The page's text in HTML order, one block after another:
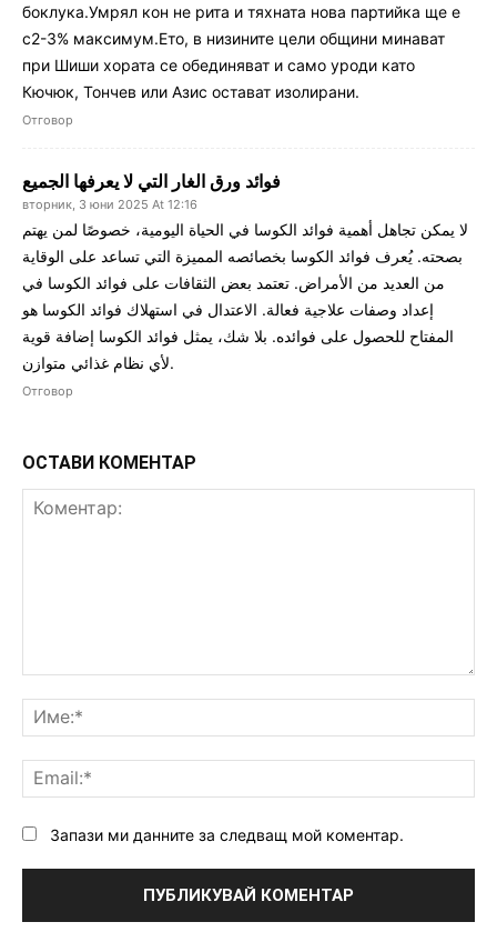
боклука.Умрял кон не рита и тяхната нова партийка ще е
с2-3% максимум.Ето, в низините цели общини минават
при Шиши хората се обединяват и само уроди като
Кючюк, Тончев или Азис остават изолирани.
Отговор
فوائد ورق الغار التي لا يعرفها الجميع
вторник, 3 юни 2025 At 12:16
لا يمكن تجاهل أهمية فوائد الكوسا في الحياة اليومية، خصوصًا لمن يهتم
بصحته. يُعرف فوائد الكوسا بخصائصه المميزة التي تساعد على الوقاية
من العديد من الأمراض. تعتمد بعض الثقافات على فوائد الكوسا في
إعداد وصفات علاجية فعالة. الاعتدال في استهلاك فوائد الكوسا هو
المفتاح للحصول على فوائده. بلا شك، يمثل فوائد الكوسا إضافة قوية
لأي نظام غذائي متوازن.
Отговор
ОСТАВИ КОМЕНТАР
Запази ми данните за следващ мой коментар.